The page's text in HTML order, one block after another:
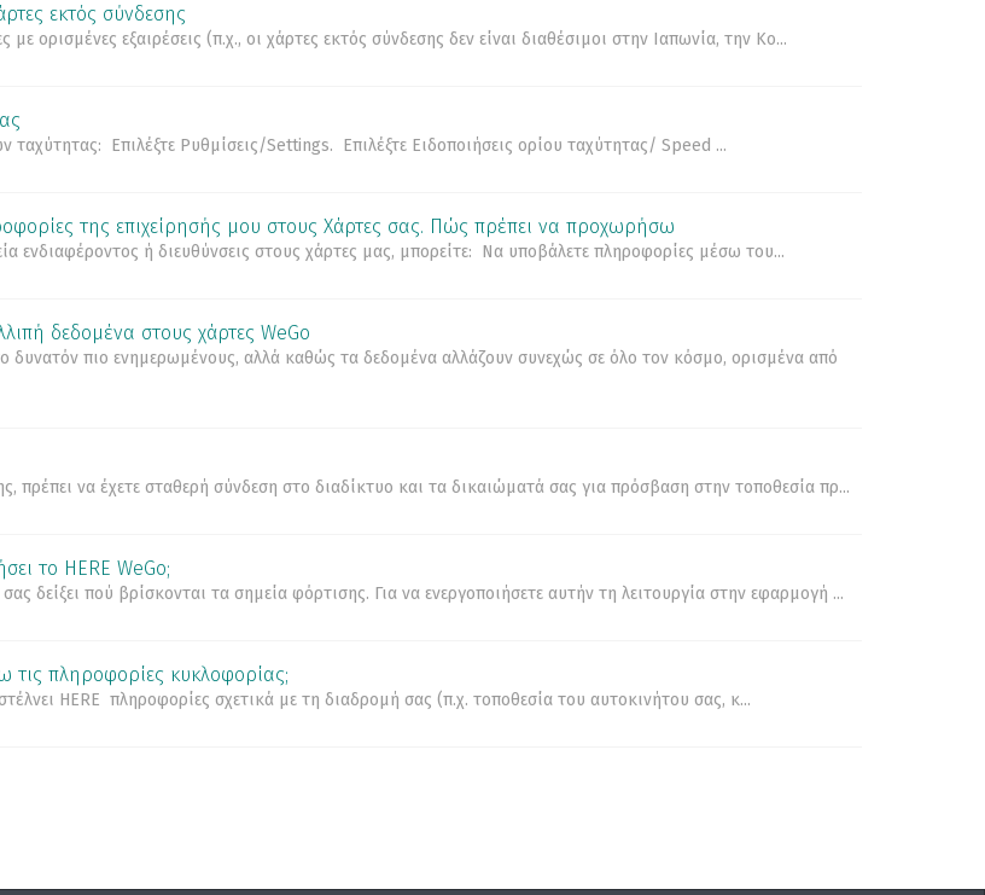
εκτός σύνδεσης
ορισμένες εξαιρέσεις (π.χ., οι χάρτες εκτός σύνδεσης δεν είναι διαθέσιμοι στην Ιαπωνία, την Κο...
ταχύτητας: Επιλέξτε Ρυθμίσεις/Settings. Επιλέξτε Ειδοποιήσεις ορίου ταχύτητας/ Speed ...
της επιχείρησής μου στους Χάρτες σας. Πώς πρέπει να προχωρήσω
ενδιαφέροντος ή διευθύνσεις στους χάρτες μας, μπορείτε: Να υποβάλετε πληροφορίες μέσω του...
δεδομένα στους χάρτες WeGo
δυνατόν πιο ενημερωμένους, αλλά καθώς τα δεδομένα αλλάζουν συνεχώς σε όλο τον κόσμο, ορισμένα από
πρέπει να έχετε σταθερή σύνδεση στο διαδίκτυο και τα δικαιώματά σας για πρόσβαση στην τοποθεσία πρ...
το HERE WeGo;
δείξει πού βρίσκονται τα σημεία φόρτισης. Για να ενεργοποιήσετε αυτήν τη λειτουργία στην εφαρμογή ...
πληροφορίες κυκλοφορίας;
HERE πληροφορίες σχετικά με τη διαδρομή σας (π.χ. τοποθεσία του αυτοκινήτου σας, κ...